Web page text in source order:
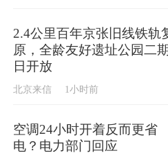
2.4公里百年京张旧线铁轨
原，全龄友好遗址公园二
日开放
北京来信 1小时前
空调24小时开着反而更省
电？电力部门回应